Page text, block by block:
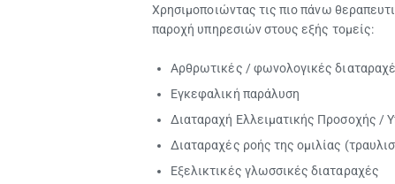
Χρησιμοποιώντας τις πιο πάνω
παροχή υπηρεσιών στους εξής τομείς:
Αρθρωτικές / φωνολογικές
Εγκεφαλική παράλυση
Διαταραχή Ελλειματικής Προσοχής /
Διαταραχές ροής της ομιλίας
Εξελικτικές γλωσσικές διαταραχές